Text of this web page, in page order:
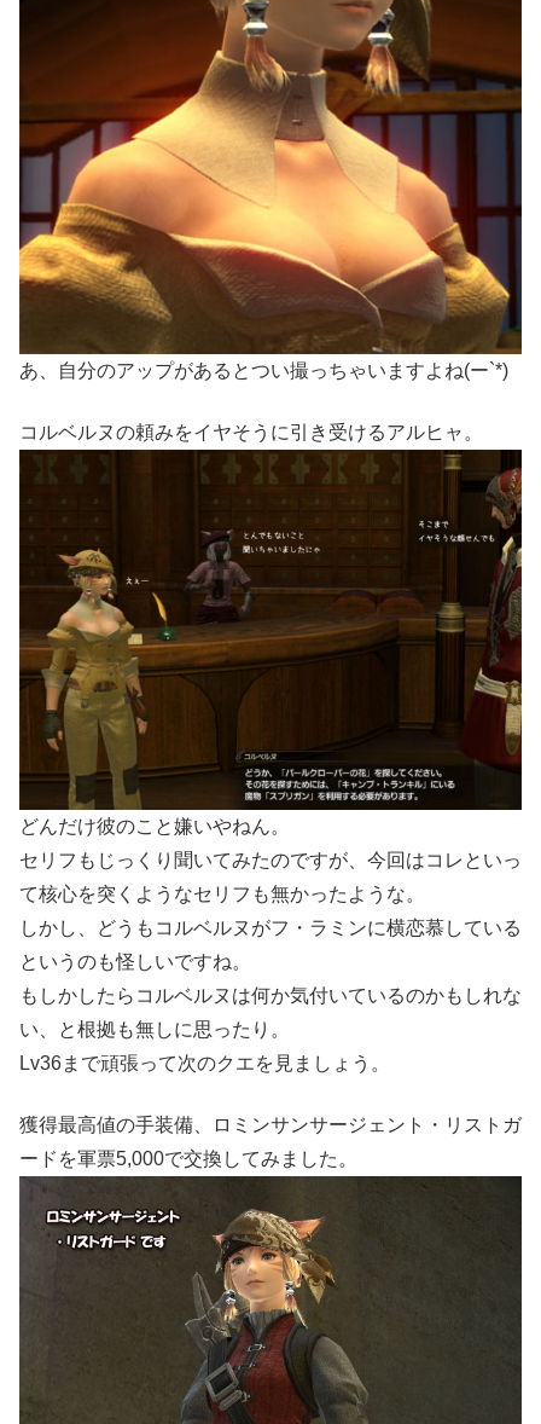
あ、自分のアップがあるとつい撮っちゃいますよね(ー`*)
コルベルヌの頼みをイヤそうに引き受けるアルヒャ。
どんだけ彼のこと嫌いやねん。
セリフもじっくり聞いてみたのですが、今回はコレといっ
て核心を突くようなセリフも無かったような。
しかし、どうもコルベルヌがフ・ラミンに横恋慕している
というのも怪しいですね。
もしかしたらコルベルヌは何か気付いているのかもしれな
い、と根拠も無しに思ったり。
Lv36まで頑張って次のクエを見ましょう。
獲得最高値の手装備、ロミンサンサージェント・リストガ
ードを軍票5,000で交換してみました。